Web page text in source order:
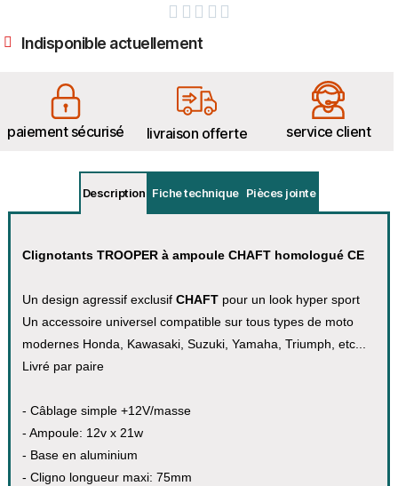
    
Indisponible actuellement
paiement sécurisé livraison offerte service client
Description Fiche technique Pièces jointe
Clignotants TROOPER à ampoule CHAFT homologué CE
Un design agressif exclusif CHAFT pour un look hyper sport
Un accessoire universel compatible sur tous types de moto
modernes Honda, Kawasaki, Suzuki, Yamaha, Triumph, etc...
Livré par paire
- Câblage simple +12V/masse
- Ampoule: 12v x 21w
- Base en aluminium
- Cligno longueur maxi: 75mm